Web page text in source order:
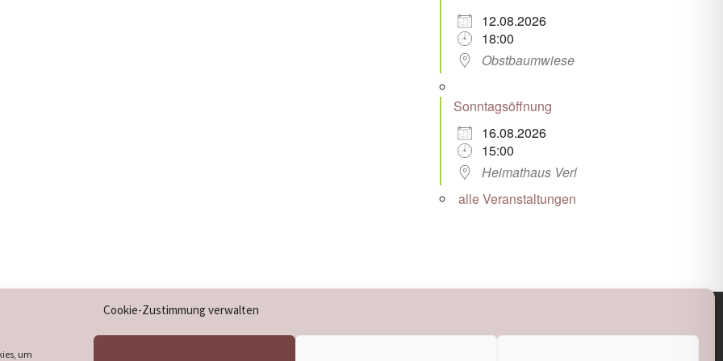
Cookie-Zustimmung verwalten
um
12.08.2026
18:00
Obstbaumwiese
Sonntagsöffnung
16.08.2026
15:00
Heimathaus Verl
alle Veranstaltungen